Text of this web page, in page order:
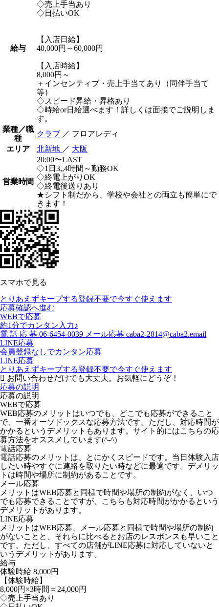
給与
◇売上手当あり
◇日払いOK
【入店日給】
40,000円～60,000円
【入店時給】
8,000円～
＋インセンティブ・売上手当てあり（同伴手当て
等）
◇スピード昇給・昇格あり
◇時給or日給選べます！詳しくは面接でご説明しま
す。
業種／職
種
クラブ ／ フロアレディ
エリア
北新地 ／ 大阪
営業時間
20:00〜LAST
◇1日3,,4時間～勤務OK
◇終電上がりOK
◇終電後送りあり
★シフト制だから、学校や会社との両立も簡単にで
きます！
スマホで見る
とりあえずキープする登録不要で今すぐ使えます
応募確認へ進む
WEBで応募
約1分でカンタン入力♪
電 話 応 募 06-6454-0039 メール応募 caba2-2814@caba2.email
LINE応募
会員登録なしでカンタン応募
LINE応募
とりあえずキープする登録不要で今すぐ使えます
お問い合わせだけでも大丈夫。お気軽にどうぞ！
応募の説明
応募の説明
WEBで応募
WEB応募のメリットはいつでも、どこでも応募ができること
で、一番オーソドックスな応募方法です。ただし、対応時間が
かかるというデメリットもあります。サイト的にはこちらの応
募方法をオススメしています(^-^)
電話応募
電話応募のメリットは、とにかくスピードです。当日体験入店
したい時やすぐに連絡を取りたい時などに最適です。デメリッ
トは時間や場所に制約があることです。
メール応募
メリットはWEB応募と同様で時間や場所の制約がなく、いつ
でも応募できることですが、こちらも対応時間がかかるという
デメリットがあります。
LINE応募
メリットはWEB応募、メール応募と同様で時間や場所の制約
がないことと、それらに比べるとお店のレスポンスも早いこと
です。ただし、すべての店舗がLINE応募に対応していないと
いうデメリットがあります。
給与
体験時給 8,000円
【体験時給】
8,000円×3時間＝24,000円
◇売上手当あり